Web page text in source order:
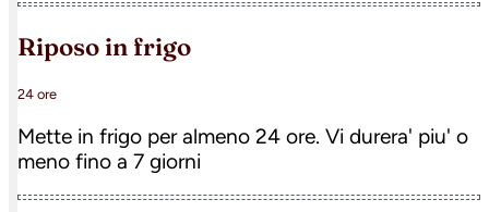
riposo in frigo
24 ore
Mette in frigo per almeno 24 ore. Vi durera' piu' o
meno fino a 7 giorni